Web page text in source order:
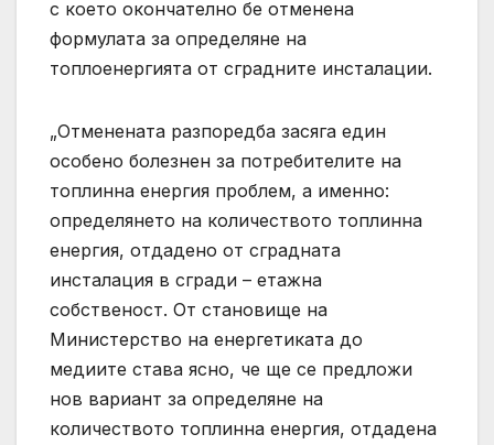
с което окончателно бе отменена
формулата за определяне на
топлоенергията от сградните инсталации.
„Отменената разпоредба засяга един
особено болезнен за потребителите на
топлинна енергия проблем, а именно:
определянето на количеството топлинна
енергия, отдадено от сградната
инсталация в сгради – етажна
собственост. От становище на
Министерство на енергетиката до
медиите става ясно, че ще се предложи
нов вариант за определяне на
количеството топлинна енергия, отдадена